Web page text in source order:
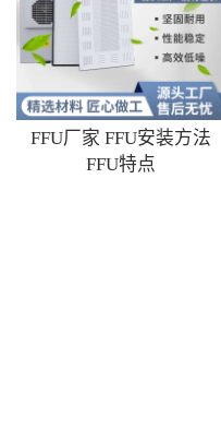
FFU厂家 FFU安装方法
FFU特点